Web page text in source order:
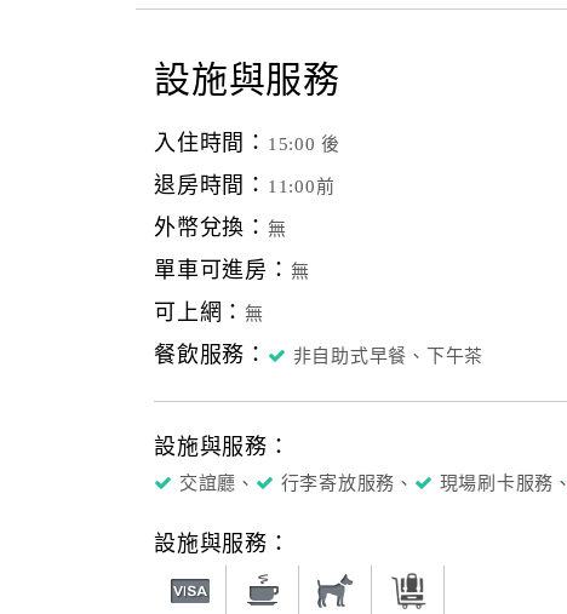
設施與服務
入住時間： 15:00 後
退房時間： 11:00前
外幣兌換： 無
單車可進房： 無
可上網： 無
餐飲服務： 非自助式早餐、下午茶
設施與服務：
交誼廳、 行李寄放服務、 現場刷卡服務、
設施與服務：